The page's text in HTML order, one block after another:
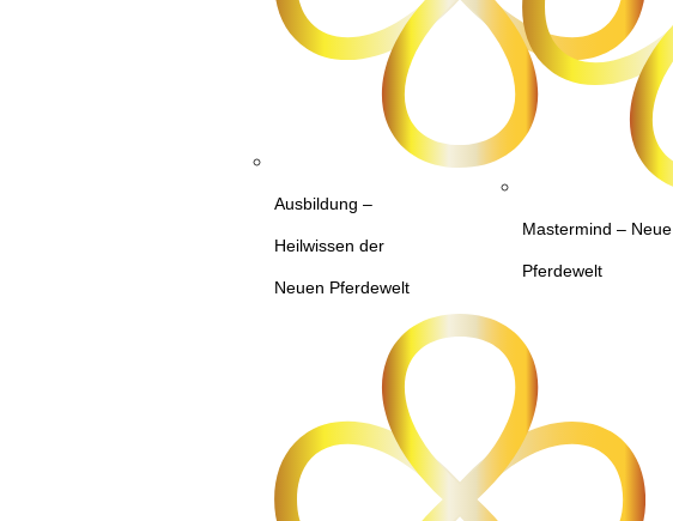
Ausbildung –
Heilwissen der
Neuen Pferdewelt
Mastermind – Neue
Pferdewelt